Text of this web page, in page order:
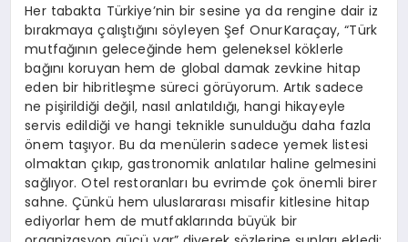
Her tabakta Türkiye’nin bir sesine ya da rengine dair iz
bırakmaya çalıştığını söyleyen Şef Onur Karaçay, “Türk
mutfağının geleceğinde hem geleneksel köklerle
bağını koruyan hem de global damak zevkine hitap
eden bir hibritleşme süreci görüyorum. Artık sadece
ne pişirildiği değil, nasıl anlatıldığı, hangi hikayeyle
servis edildiği ve hangi teknikle sunulduğu daha fazla
önem taşıyor. Bu da menülerin sadece yemek listesi
olmaktan çıkıp, gastronomik anlatılar haline gelmesini
sağlıyor. Otel restoranları bu evrimde çok önemli birer
sahne. Çünkü hem uluslararası misafir kitlesine hitap
ediyorlar hem de mutfaklarında büyük bir